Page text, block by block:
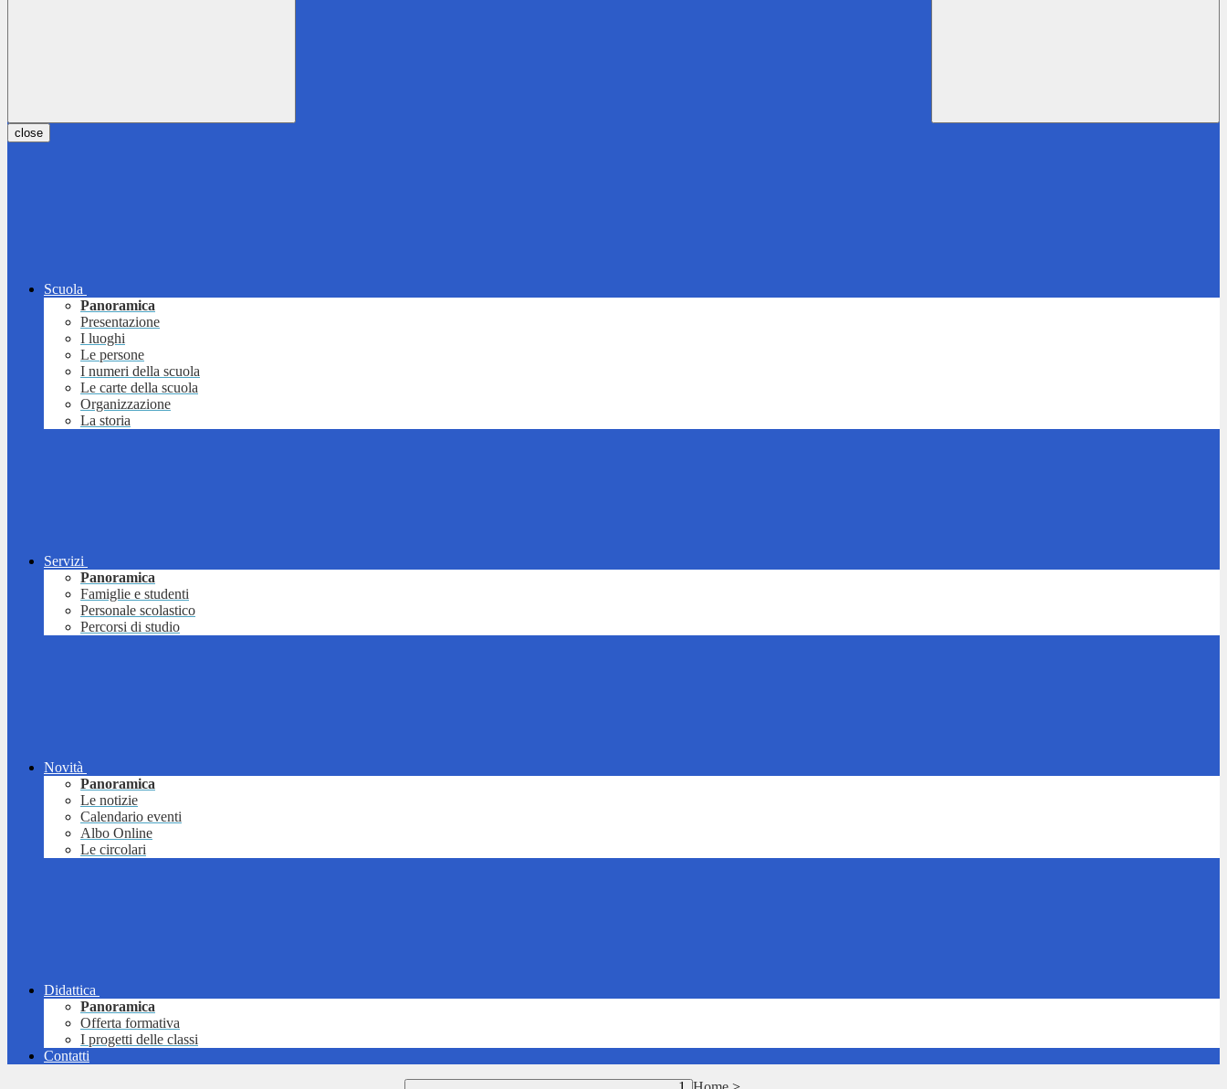
close
Scuola
Panoramica
Presentazione
I luoghi
Le persone
I numeri della scuola
Le carte della scuola
Organizzazione
La storia
Servizi
Panoramica
Famiglie e studenti
Personale scolastico
Percorsi di studio
Novità
Panoramica
Le notizie
Calendario eventi
Albo Online
Le circolari
Didattica
Panoramica
Offerta formativa
I progetti delle classi
Contatti